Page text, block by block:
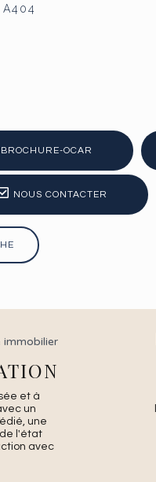
A404
BROCHURE-OCAR
NOUS CONTACTER
et à
un
une
l'état
avec